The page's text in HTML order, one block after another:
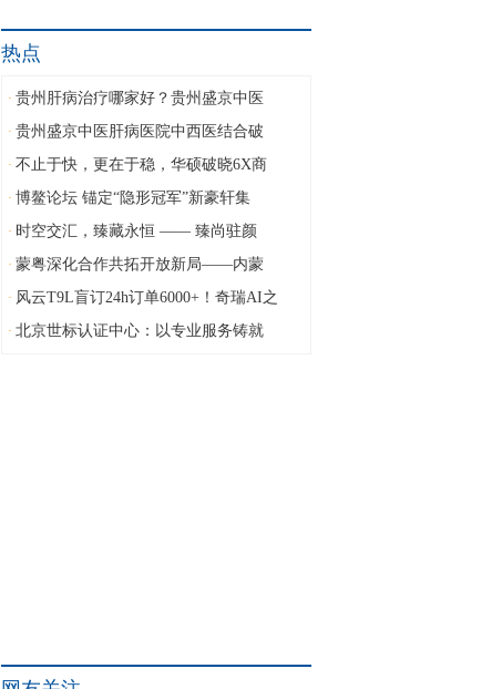
热点
· 贵州肝病治疗哪家好？贵州盛京中医
· 贵州盛京中医肝病医院中西医结合破
· 不止于快，更在于稳，华硕破晓6X商
· 博鳌论坛 锚定“隐形冠军”新豪轩集
· 时空交汇，臻藏永恒 —— 臻尚驻颜
· 蒙粤深化合作共拓开放新局——内蒙
· 风云T9L盲订24h订单6000+！奇瑞AI之
· 北京世标认证中心：以专业服务铸就